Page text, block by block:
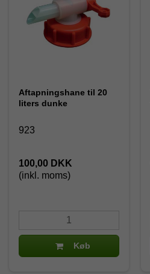
Aftapningshane til 20
liters dunke
923
100,00 DKK
(inkl. moms)
Køb